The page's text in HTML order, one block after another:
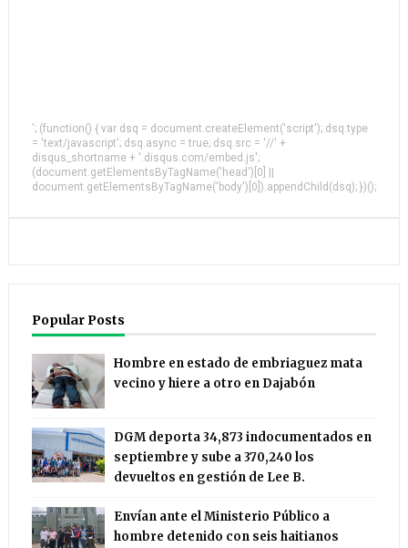
'; (function() { var dsq = document.createElement('script'); dsq.type
= 'text/javascript'; dsq.async = true; dsq.src = '//' +
disqus_shortname + '.disqus.com/embed.js';
(document.getElementsByTagName('head')[0] ||
document.getElementsByTagName('body')[0]).appendChild(dsq); })();
Popular Posts
Hombre en estado de embriaguez mata
vecino y hiere a otro en Dajabón
DGM deporta 34,873 indocumentados en
septiembre y sube a 370,240 los
devueltos en gestión de Lee B.
Envían ante el Ministerio Público a
hombre detenido con seis haitianos